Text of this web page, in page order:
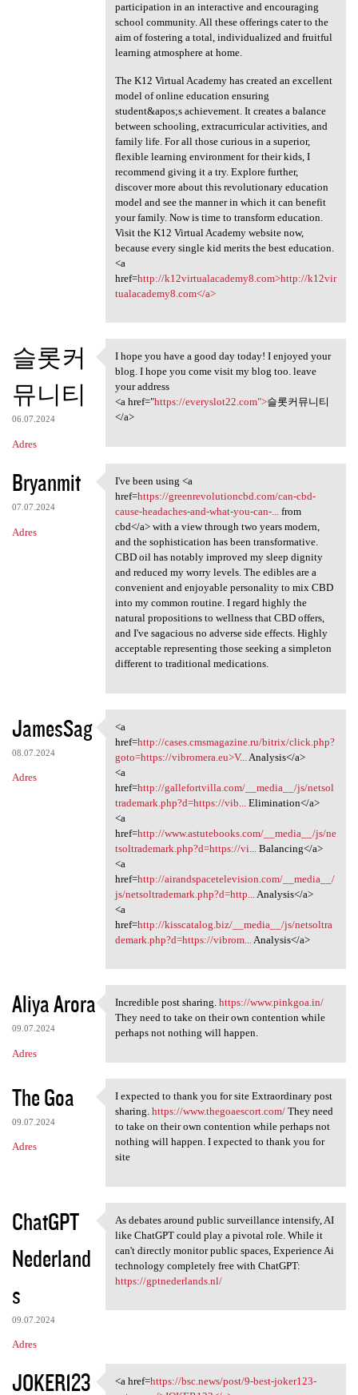
participation in an interactive and encouraging
school community. All these offerings cater to the
aim of fostering a total, individualized and fruitful
learning atmosphere at home.
The K12 Virtual Academy has created an excellent
model of online education ensuring
student&apos;s achievement. It creates a balance
between schooling, extracurricular activities, and
family life. For all those curious in a superior,
flexible learning environment for their kids, I
recommend giving it a try. Explore further,
discover more about this revolutionary education
model and see the manner in which it can benefit
your family. Now is time to transform education.
Visit the K12 Virtual Academy website now,
because every single kid merits the best education.
<a
href=http://k12virtualacademy8.com>http://k12vir
tualacademy8.com</a>
슬롯커
뮤니티
06.07.2024
Adres
I hope you have a good day
I hope you have a good day today! I enjoyed your
blog. I hope you come visit my blog too. leave
your address
<a href="https://everyslot22.com">슬롯커뮤니티
</a>
Bryanmit
07.07.2024
Adres
I've been using <a href
I've been using <a
href=https://greenrevolutioncbd.com/can-cbd-
cause-headaches-and-what-you-can-...from
cbd</a> with a view through two years modern,
and the sophistication has been transformative.
CBD oil has notably improved my sleep dignity
and reduced my worry levels. The edibles are a
convenient and enjoyable personality to mix CBD
into my common routine. I regard highly the
natural propositions to wellness that CBD offers,
and I've sagacious no adverse side effects. Highly
acceptable representing those seeking a simpleton
different to traditional medications.
JamesSag
08.07.2024
Adres
<a href=http://cases
<a
href=http://cases.cmsmagazine.ru/bitrix/click.php?
goto=https://vibromera.eu>V...
Analysis</a>
<a
href=http://gallefortvilla.com/__media__/js/netsol
trademark.php?d=https://vib...
Elimination</a>
<a
href=http://www.astutebooks.com/__media__/js/ne
tsoltrademark.php?d=https://vi...
Balancing</a>
<a
href=http://airandspacetelevision.com/__media__/
js/netsoltrademark.php?d=http...
Analysis</a>
<a
href=http://kisscatalog.biz/__media__/js/netsoltra
demark.php?d=https://vibrom...
Analysis</a>
Aliya Arora
09.07.2024
Adres
Incredible post sharing.
Incredible post sharing. https://www.pinkgoa.in/
They need to take on their own contention while
perhaps not nothing will happen.
The Goa
09.07.2024
Adres
I expected to thank you for
I expected to thank you for site Extraordinary post
sharing. https://www.thegoaescort.com/They need
to take on their own contention while perhaps not
nothing will happen. I expected to thank you for
site
ChatGPT
Nederland
s
09.07.2024
Adres
As debates around public
As debates around public surveillance intensify, AI
like ChatGPT could play a pivotal role. While it
can't directly monitor public spaces, Experience Ai
technology completely free with ChatGPT:
https://gptnederlands.nl/
JOKER123 <a href=https://bsc.news/post/9-best-joker123-